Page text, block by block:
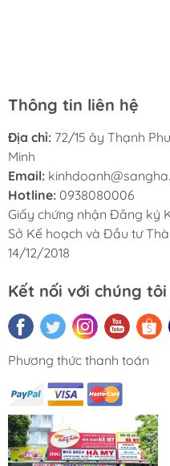
Thông tin liên hệ
Địa chỉ: 72/15 ây Thạnh
Minh
Email:
Hotline: 0938080006
Giấy chứng nhận Đăng ký
Sở Kế hoạch và Đầu tư
14/12/2018
Kết nối với chúng tôi
Phương thức thanh toán